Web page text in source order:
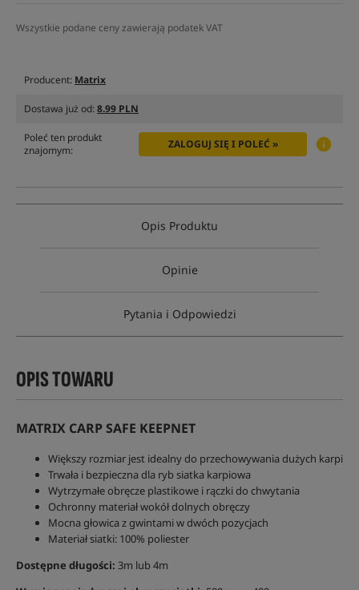
Wszystkie podane ceny zawierają podatek VAT
Producent: Matrix
Dostawa już od:8.99 PLN
Poleć ten produkt
znajomym:
ZALOGUJ SIĘ I POLEĆ »
Opis Produktu
Opinie
Pytania i Odpowiedzi
OPIS TOWARU
MATRIX CARP SAFE KEEPNET
Większy rozmiar jest idealny do przechowywania dużych karpi
Trwała i bezpieczna dla ryb siatka karpiowa
Wytrzymałe obręcze plastikowe i rączki do chwytania
Ochronny materiał wokół dolnych obręczy
Mocna głowica z gwintami w dwóch pozycjach
Materiał siatki: 100% poliester
Dostępne długości: 3m lub 4m